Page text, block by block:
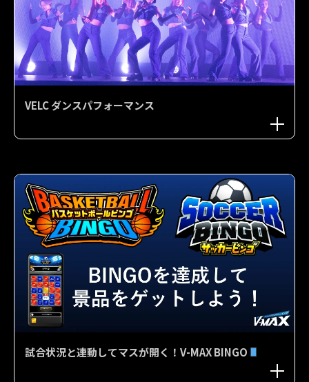
VELC ダンスパフォーマンス
試合状況と連動してマスが開く！V-MAX BINGO